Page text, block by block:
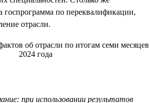
госпрограмма по переквалификации,
отрасли.
при использовании результатов